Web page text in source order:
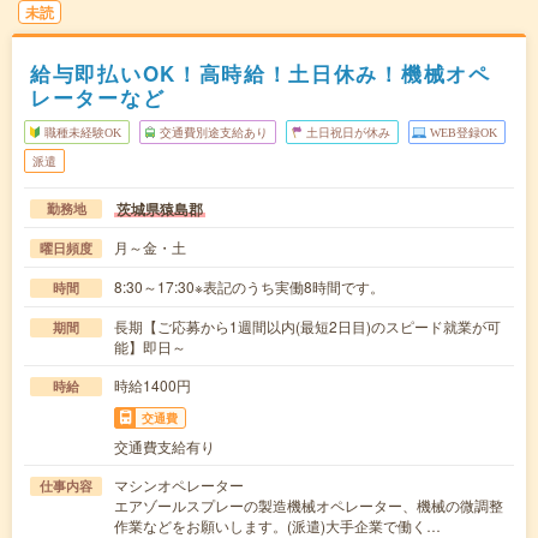
未読
給与即払いOK！高時給！土日休み！機械オペ
レーターなど
職種未経験OK 交通費別途支給あり 土日祝日が休み WEB登録OK
派遣
勤務地 茨城県猿島郡
曜日頻度 月～金・土
時間 8:30～17:30※表記のうち実働8時間です。
期間
長期【ご応募から1週間以内(最短2日目)のスピード就業が可
能】即日～
時給 時給1400円
交通費
交通費支給有り
仕事内容
マシンオペレーター
エアゾールスプレーの製造機械オペレーター、機械の微調整
作業などをお願いします。(派遣)大手企業で働く…